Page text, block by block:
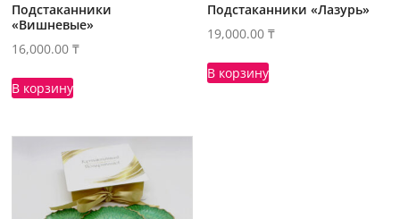
Подстаканники
«Вишневые»
16,000.00₸
В корзину
Подстаканники «Лазурь»
19,000.00₸
В корзину